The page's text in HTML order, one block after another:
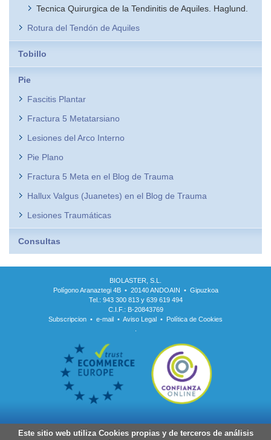
Tecnica Quirurgica de la Tendinitis de Aquiles. Haglund.
Rotura del Tendón de Aquiles
Tobillo
Pie
Fascitis Plantar
Fractura 5 Metatarsiano
Lesiones del Arco Interno
Pie Plano
Fractura 5 Meta en el Blog de Trauma
Hallux Valgus (Juanetes) en el Blog de Trauma
Lesiones Traumáticas
Consultas
BIOLASTER, S.L.
Polígono Aranaztegi 4B • 20140 ANDOAIN • Gipuzkoa
Tel.: 943 300 813 y 639 619 494
C.I.F.: B-20843769
Subscripcion • e-mail • Aviso Legal •
Política de Cookies
Este sitio web utiliza Cookies propias y de terceros de análisis